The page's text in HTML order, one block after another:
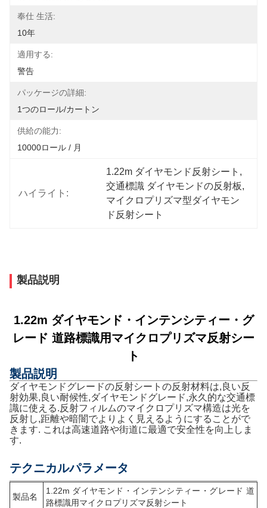
奉仕 生活:
10年
適用する:
警告
パッケージの詳細:
1つのロール/カートン
供給の能力:
10000ロール / 月
ハイライト:
1.22m ダイヤモンド反射シート ,
交通標識 ダイヤモンドの反射板,
マイクロプリズマ型ダイヤモン
ド反射シート
製品説明
1.22m ダイヤモンド・インテンシティー・グ
レード 道路標識用マイクロプリズマ反射シー
ト
製品説明
ダイヤモンドグレードの反射シートの反射材料は,良い反
射効果,良い耐候性,ダイヤモンドグレード,永久的な交通標
識に使える.反射フィルムのマイクロプリズマ構造は光を
反射し,距離や暗闇でよりよく見えるようにすることがで
きます. これは高速道路や街道に最適で安全性を向上しま
す.
テクニカルパラメータ
製品名
1.22m ダイヤモンド・インテンシティー・グレード 道
路標識用マイクロプリズマ反射シート